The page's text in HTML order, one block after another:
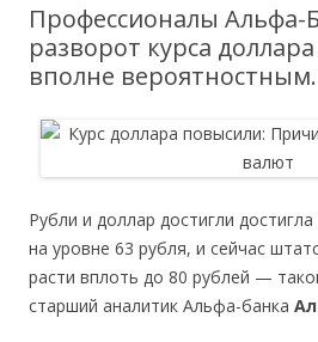
Профессионалы Альфа-
разворот курса
вполне вероятностным.
Рубли и доллар достигли
на уровне 63 рубля, и сейчас
расти вплоть до 80 рублей —
старший аналитик Альфа-банка